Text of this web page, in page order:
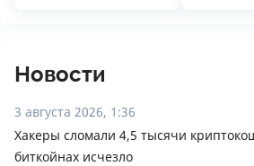
Новости
3 августа 2026, 1:36
Хакеры сломали 4,5 тысячи
биткойнах исчезло